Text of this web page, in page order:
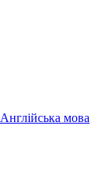
Англійська мова